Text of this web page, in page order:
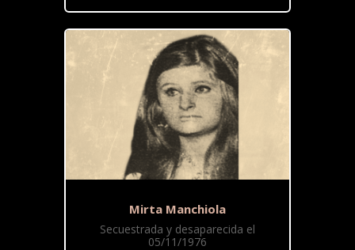
Mirta Manchiola
Secuestrada y desaparecida el
05/11/1976